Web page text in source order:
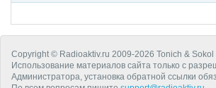
Copyright © Radioaktiv.ru 2009-2026 Tonich & Sokol
Использование материалов сайта только с
Администратора, установка обратной ссылки